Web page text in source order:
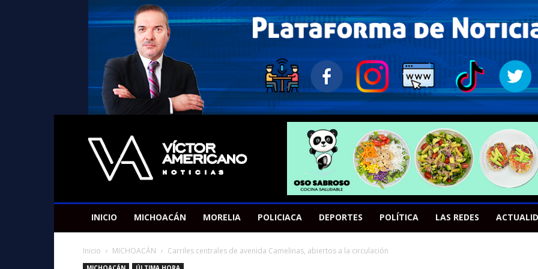
Americano
Victor
INICIO MICHOACÁN MORELIA POLICIACA DEPORTES POLÍTICA LAS REDES
Inicio MICHOACÁN Carriles centrales de avenida Camelinas, abiertos a la circulación